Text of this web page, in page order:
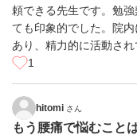
頼できる先生です。勉
ても印象的でした。院
あり、精力的に活動され
1
hitomi さん
もう腰痛で悩むこと